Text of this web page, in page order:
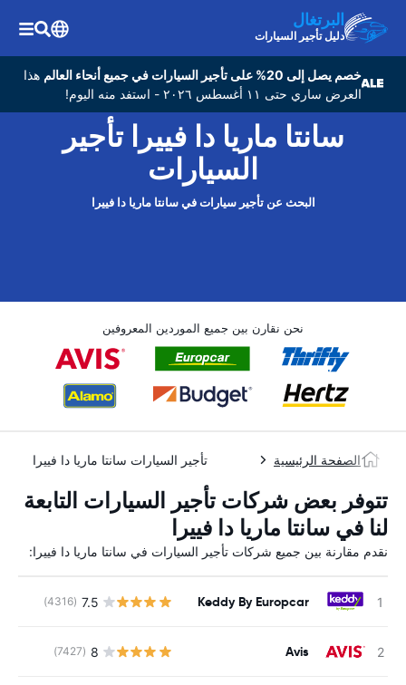
البرتغال
دليل تأجير السيارات
خصم يصل إلى 20% على تأجير السيارات في جميع أنحاء العالم
هذا
العرض ساري حتى ١١ أغسطس ٢٠٢٦ - استفد منه اليوم!
سانتا ماريا دا فييرا تأجير
السيارات
البحث عن تأجير سيارات في سانتا ماريا دا فييرا
نحن نقارن بين جميع الموردين المعروفين
الصفحة الرئيسية تأجير السيارات سانتا ماريا دا فييرا
تتوفر بعض شركات تأجير السيارات التابعة
لنا في سانتا ماريا دا فييرا
نقدم مقارنة بين جميع شركات تأجير السيارات في سانتا ماريا دا فييرا:
Keddy By Europcar
7.5
(4316)
Avis
8
(7427)